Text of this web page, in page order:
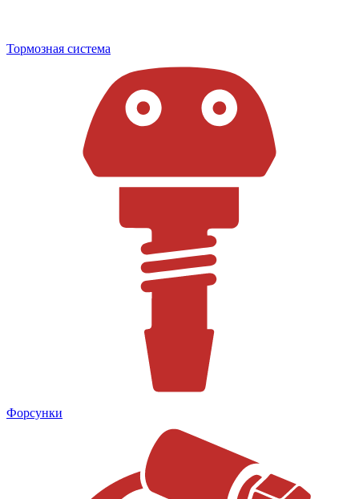
Тормозная система
Форсунки